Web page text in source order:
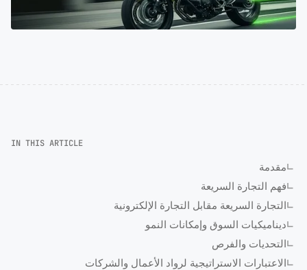
IN THIS ARTICLE
مقدمة
فهم التجارة السريعة
التجارة السريعة مقابل التجارة الإلكترونية
ديناميكيات السوق وإمكانات النمو
التحديات والفرص
الاعتبارات الاستراتيجية لرواد الأعمال والشركات